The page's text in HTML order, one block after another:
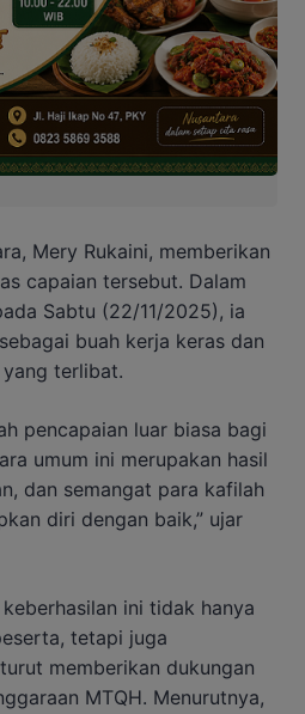
Mery Rukaini, memberikan
capaian tersebut. Dalam
Sabtu (22/11/2025), ia
buah kerja keras dan
terlibat.
pencapaian luar biasa bagi
umum ini merupakan hasil
dan semangat para kafilah
diri dengan baik,” ujar
ini tidak hanya
tetapi juga
memberikan dukungan
MTQH. Menurutnya,